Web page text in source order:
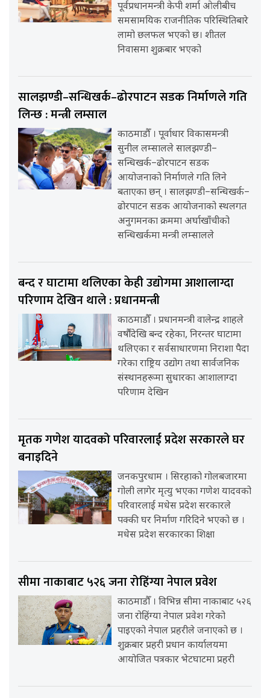
पूर्वप्रधानमन्त्री केपी शर्मा ओलीबीच
समसामयिक राजनीतिक परिस्थितिबारे
लामो छलफल भएको छ। शीतल
निवासमा शुक्रबार भएको
सालझण्डी–सन्धिखर्क–ढोरपाटन सडक निर्माणले गति
लिन्छ : मन्त्री लम्साल
काठमाडौँ । पूर्वाधार विकासमन्त्री
सुनील लम्सालले सालझण्डी–
सन्धिखर्क–ढोरपाटन सडक
आयोजनाको निर्माणले गति लिने
बताएका छन् । सालझण्डी–सन्धिखर्क–
ढोरपाटन सडक आयोजनाको स्थलगत
अनुगमनका क्रममा अर्घाखाँचीको
सन्धिखर्कमा मन्त्री लम्सालले
बन्द र घाटामा थलिएका केही उद्योगमा आशालाग्दा
परिणाम देखिन थाले : प्रधानमन्त्री
काठमाडौँ । प्रधानमन्त्री वालेन्द्र शाहले
वर्षौंदेखि बन्द रहेका, निरन्तर घाटामा
थलिएका र सर्वसाधारणमा निराशा पैदा
गरेका राष्ट्रिय उद्योग तथा सार्वजनिक
संस्थानहरूमा सुधारका आशालाग्दा
परिणाम देखिन
मृतक गणेश यादवको परिवारलाई प्रदेश सरकारले घर
बनाइदिने
जनकपुरधाम । सिरहाको गोलबजारमा
गोली लागेर मृत्यु भएका गणेश यादवको
परिवारलाई मधेस प्रदेश सरकारले
पक्की घर निर्माण गरिदिने भएको छ ।
मधेस प्रदेश सरकारका शिक्षा
सीमा नाकाबाट ५२६ जना रोहिंग्या नेपाल प्रवेश
काठमाडौँ । विभिन्न सीमा नाकाबाट ५२६
जना रोहिंग्या नेपाल प्रवेश गरेको
पाइएको नेपाल प्रहरीले जनाएको छ ।
शुक्रबार प्रहरी प्रधान कार्यालयमा
आयोजित पत्रकार भेटघाटमा प्रहरी